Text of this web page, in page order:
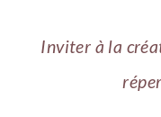
Inviter à la